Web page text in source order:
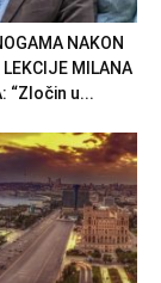
NAKON
LEKCIJE MILANA
“Zločin u...